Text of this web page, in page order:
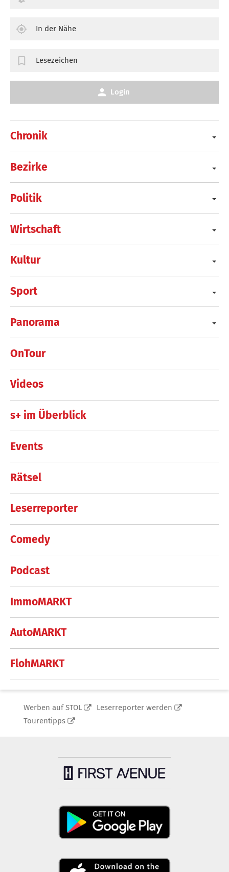
Chronik
Bezirke
Politik
Wirtschaft
Kultur
Sport
Panorama
OnTour
Videos
s+ im Überblick
Events
Rätsel
Leserreporter
Comedy
Podcast
ImmoMARKT
AutoMARKT
FlohMARKT
In der Nähe
Lesezeichen
Login
Werben auf STOL
Leserreporter werden
Tourentipps